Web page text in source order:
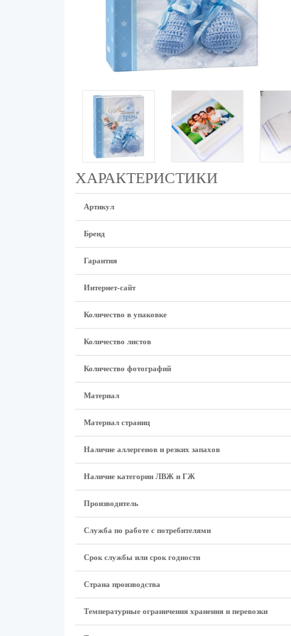
ХАРАКТЕРИСТИКИ
Артикул
Бренд
Гарантия
Интернет-сайт
Количество в упаковке
Количество листов
Количество фотографий
Материал
Материал страниц
Наличие аллергенов и резких запахов
Наличие категории ЛВЖ и ГЖ
Производитель
Служба по работе с потребителями
Срок службы или срок годности
Страна производства
Температурные ограничения хранения и перевозки